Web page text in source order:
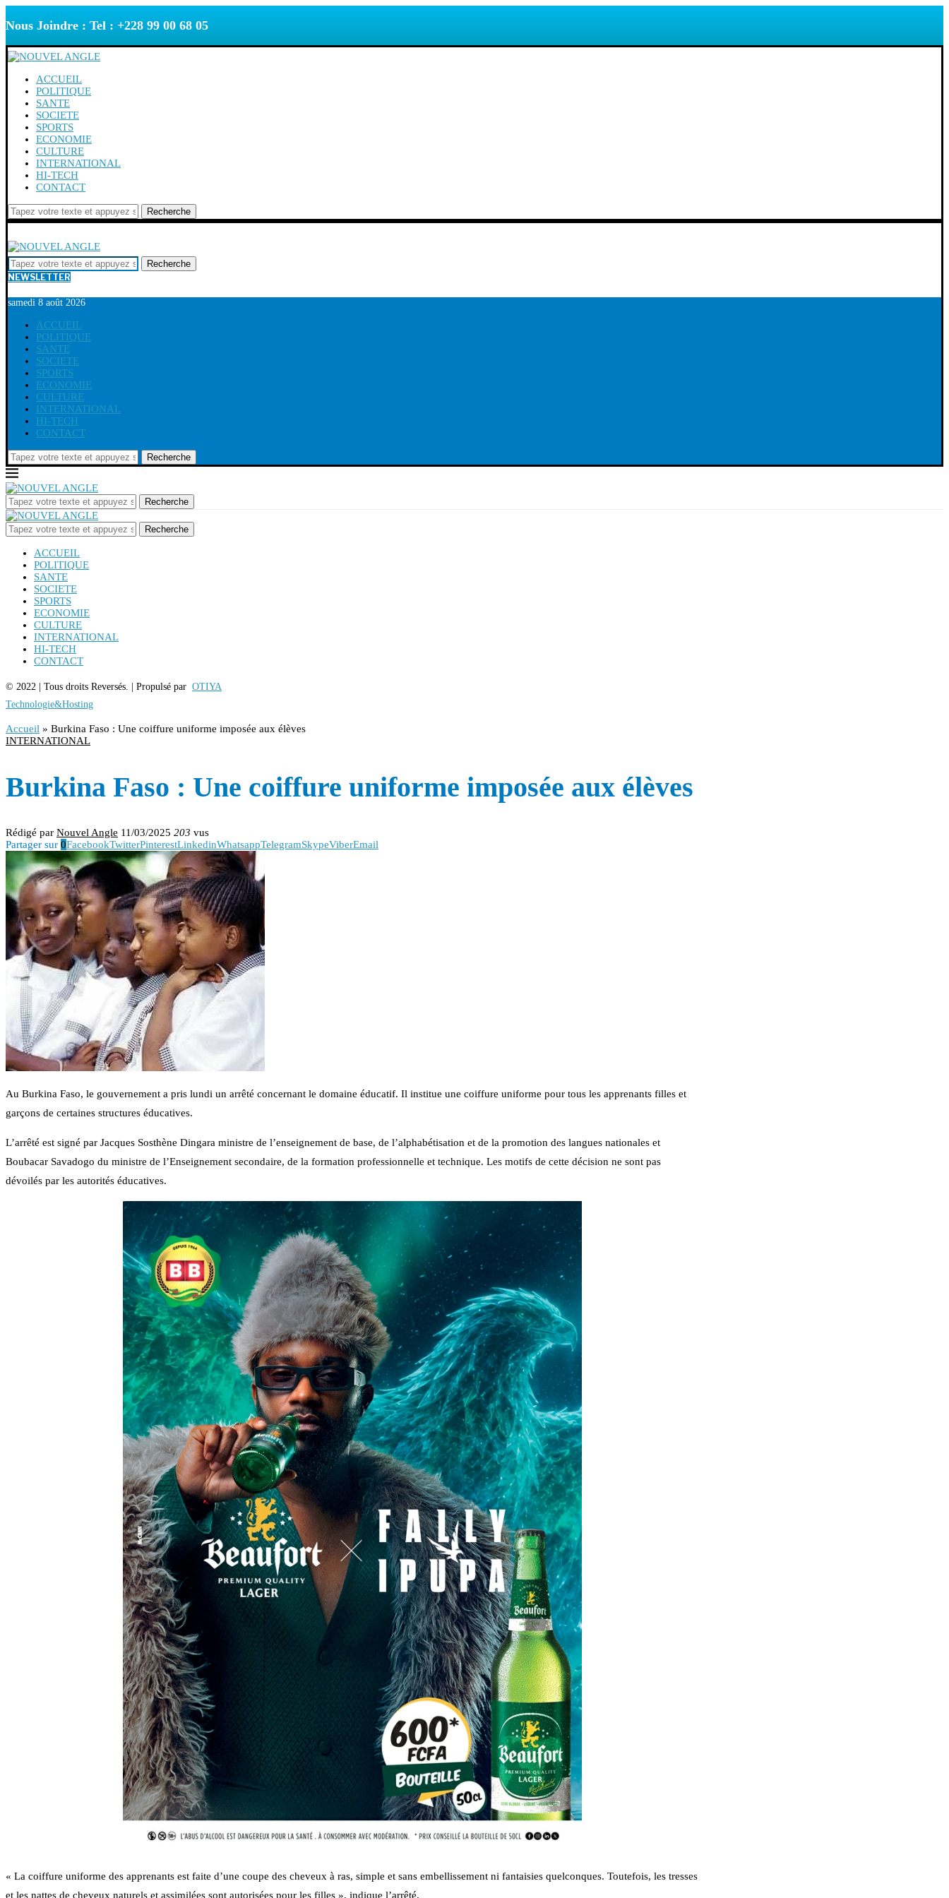
Nous Joindre : Tel : +228 99 00 68 05
ACCUEIL
POLITIQUE
SANTE
SOCIETE
SPORTS
ECONOMIE
CULTURE
INTERNATIONAL
HI-TECH
CONTACT
Recherche
Recherche
NEWSLETTER
samedi 8 août 2026
ACCUEIL
POLITIQUE
SANTE
SOCIETE
SPORTS
ECONOMIE
CULTURE
INTERNATIONAL
HI-TECH
CONTACT
Recherche
Recherche
Recherche
ACCUEIL
POLITIQUE
SANTE
SOCIETE
SPORTS
ECONOMIE
CULTURE
INTERNATIONAL
HI-TECH
CONTACT
© 2022 | Tous droits Reversés. | Propulsé par OTIYA
Technologie&Hosting
Accueil » Burkina Faso : Une coiffure uniforme imposée aux élèves
INTERNATIONAL
Burkina Faso : Une coiffure uniforme imposée aux élèves
Rédigé par Nouvel Angle 11/03/2025 203 vus
Partager sur 0FacebookTwitterPinterestLinkedinWhatsappTelegramSkypeViberEmail
Au Burkina Faso, le gouvernement a pris lundi un arrêté concernant le domaine éducatif. Il institue une coiffure uniforme pour tous les apprenants filles et
garçons de certaines structures éducatives.
L’arrêté est signé par Jacques Sosthène Dingara ministre de l’enseignement de base, de l’alphabétisation et de la promotion des langues nationales et
Boubacar Savadogo du ministre de l’Enseignement secondaire, de la formation professionnelle et technique. Les motifs de cette décision ne sont pas
dévoilés par les autorités éducatives.
« La coiffure uniforme des apprenants est faite d’une coupe des cheveux à ras, simple et sans embellissement ni fantaisies quelconques. Toutefois, les tresses
et les nattes de cheveux naturels et assimilées sont autorisées pour les filles », indique l’arrêté.